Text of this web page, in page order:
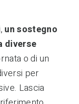
un sostegno
diverse
o di un
per
Lascia